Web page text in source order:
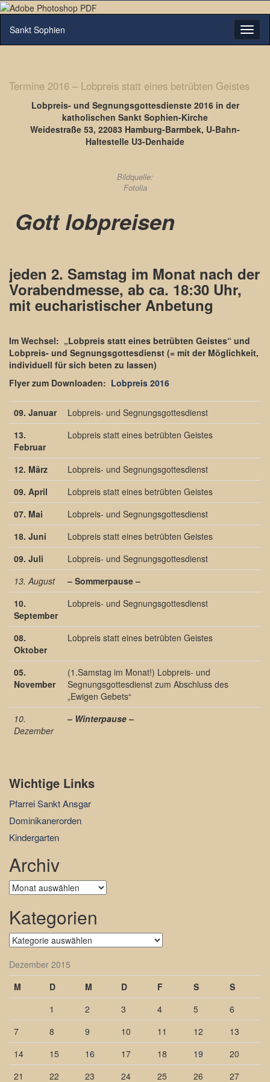
Sankt Sophien
Termine 2016 – Lobpreis statt eines betrübten Geistes
Lobpreis- und Segnungsgottesdienste 2016 in der
katholischen Sankt Sophien-Kirche
Weidestraße 53, 22083 Hamburg-Barmbek, U-Bahn-
Haltestelle U3-Denhaide
Bildquelle:
Fotolia
Gott lobpreisen
jeden 2. Samstag im Monat nach der
Vorabendmesse, ab ca. 18:30 Uhr,
mit eucharistischer Anbetung
Im Wechsel: „Lobpreis statt eines betrübten Geistes“ und
Lobpreis- und Segnungsgottesdienst (= mit der Möglichkeit,
individuell für sich beten zu lassen)
Flyer zum Downloaden: Lobpreis 2016
09. Januar
Lobpreis- und Segnungsgottesdienst
13.
Februar
Lobpreis statt eines betrübten Geistes
12. März
Lobpreis- und Segnungsgottesdienst
09. April
Lobpreis statt eines betrübten Geistes
07. Mai
Lobpreis- und Segnungsgottesdienst
18. Juni
Lobpreis statt eines betrübten Geistes
09. Juli
Lobpreis- und Segnungsgottesdienst
13. August
– Sommerpause –
10.
September
Lobpreis- und Segnungsgottesdienst
08.
Oktober
Lobpreis statt eines betrübten Geistes
05.
November
(1.Samstag im Monat!) Lobpreis- und
Segnungsgottesdienst zum Abschluss des
„Ewigen Gebets“
10.
Dezember
– Winterpause –
Wichtige Links
Pfarrei Sankt Ansgar
Dominikanerorden
Kindergarten
Archiv
Archiv
Kategorien
Kategorien
Dezember 2015
M
D M D F S
S
1
2 3 4 5
6
7
8 9 10 11 12
13
14
15 16 17 18 19
20
21
22 23 24 25 26 27